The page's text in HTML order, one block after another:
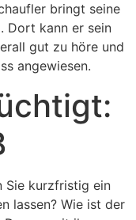
bringt seine
Dort kann er sein
gut zu höre und
angewiesen.
Sie kurzfristig ein
lassen? Wie ist der